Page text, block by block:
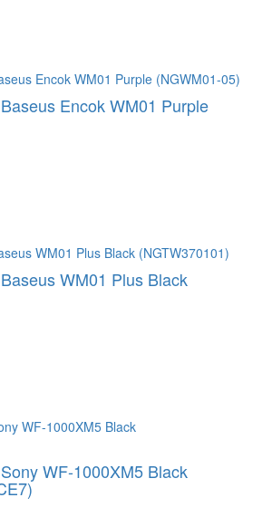
Encok WM01 Purple
WM01 Plus Black
WF-1000XM5 Black